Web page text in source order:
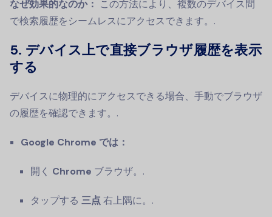
なぜ効果的なのか： この方法により、複数のデバイス間
で検索履歴をシームレスにアクセスできます。.
5. デバイス上で直接ブラウザ履歴を表示
する
デバイスに物理的にアクセスできる場合、手動でブラウザ
の履歴を確認できます。.
Google Chrome では：
開く Chrome ブラウザ。.
タップする 三点右上隅に。.